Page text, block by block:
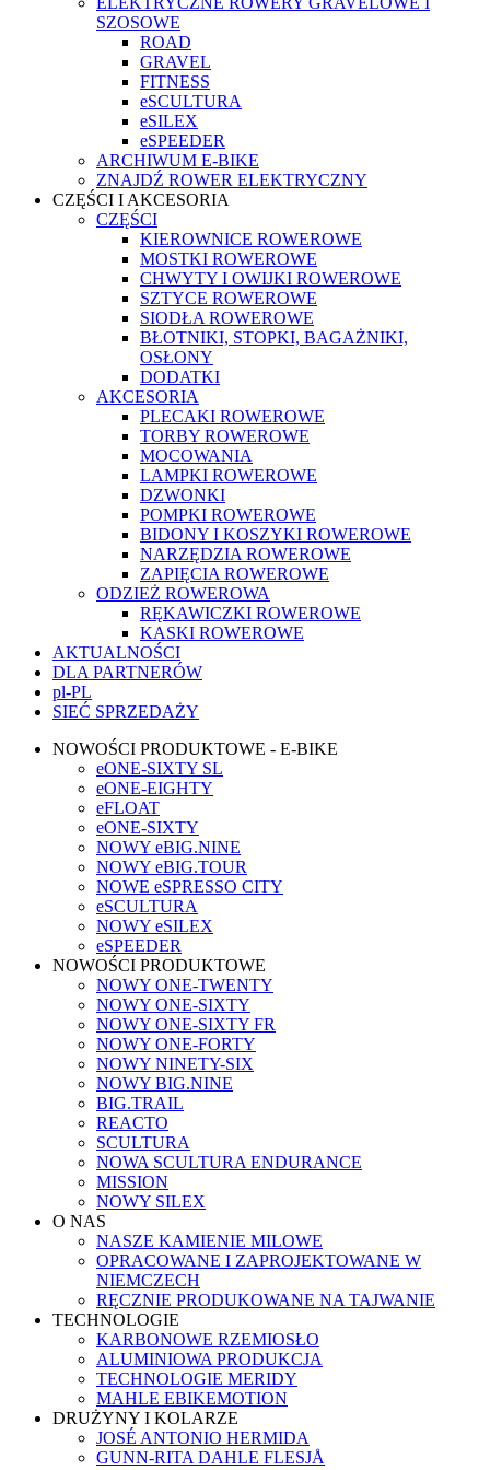
SZOSOWE
ROAD
GRAVEL
FITNESS
eSCULTURA
eSILEX
eSPEEDER
ARCHIWUM E-BIKE
ZNAJDŹ ROWER ELEKTRYCZNY
CZĘŚCI I AKCESORIA
CZĘŚCI
KIEROWNICE ROWEROWE
MOSTKI ROWEROWE
CHWYTY I OWIJKI ROWEROWE
SZTYCE ROWEROWE
SIODŁA ROWEROWE
BŁOTNIKI, STOPKI, BAGAŻNIKI,
OSŁONY
DODATKI
AKCESORIA
PLECAKI ROWEROWE
TORBY ROWEROWE
MOCOWANIA
LAMPKI ROWEROWE
DZWONKI
POMPKI ROWEROWE
BIDONY I KOSZYKI ROWEROWE
NARZĘDZIA ROWEROWE
ZAPIĘCIA ROWEROWE
ODZIEŻ ROWEROWA
RĘKAWICZKI ROWEROWE
KASKI ROWEROWE
AKTUALNOŚCI
DLA PARTNERÓW
pl-PL
SIEĆ SPRZEDAŻY
NOWOŚCI PRODUKTOWE - E-BIKE
eONE-SIXTY SL
eONE-EIGHTY
eFLOAT
eONE-SIXTY
NOWY eBIG.NINE
NOWY eBIG.TOUR
NOWE eSPRESSO CITY
eSCULTURA
NOWY eSILEX
eSPEEDER
NOWOŚCI PRODUKTOWE
NOWY ONE-TWENTY
NOWY ONE-SIXTY
NOWY ONE-SIXTY FR
NOWY ONE-FORTY
NOWY NINETY-SIX
NOWY BIG.NINE
BIG.TRAIL
REACTO
SCULTURA
NOWA SCULTURA ENDURANCE
MISSION
NOWY SILEX
O NAS
NASZE KAMIENIE MILOWE
OPRACOWANE I ZAPROJEKTOWANE W
NIEMCZECH
RĘCZNIE PRODUKOWANE NA TAJWANIE
TECHNOLOGIE
KARBONOWE RZEMIOSŁO
ALUMINIOWA PRODUKCJA
TECHNOLOGIE MERIDY
MAHLE EBIKEMOTION
DRUŻYNY I KOLARZE
JOSÉ ANTONIO HERMIDA
GUNN-RITA DAHLE FLESJÅ